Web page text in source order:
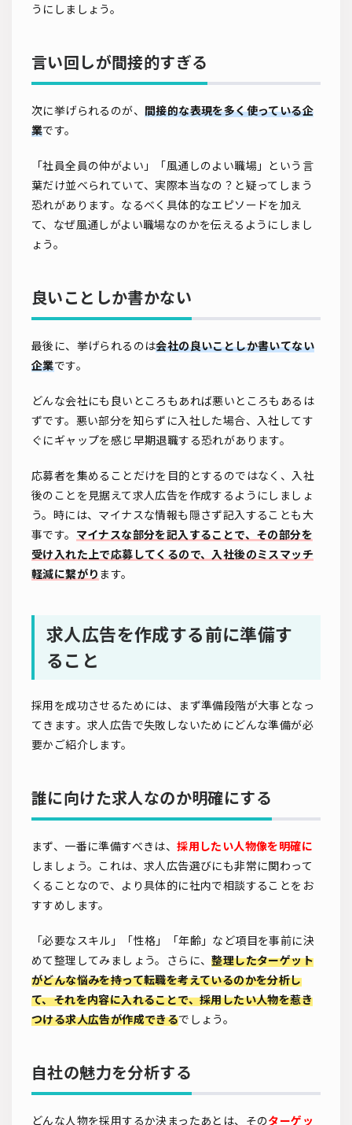
うにしましょう。
言い回しが間接的すぎる
次に挙げられるのが、 間接的な表現を多く使っている企
業です。
「社員全員の仲がよい」「風通しのよい職場」という言
葉だけ並べられていて、実際本当なの？と疑ってしまう
恐れがあります。なるべく具体的なエピソードを加え
て、なぜ風通しがよい職場なのかを伝えるようにしまし
ょう。
良いことしか書かない
最後に、挙げられるのは会社の良いことしか書いてない
企業です。
どんな会社にも良いところもあれば悪いところもあるは
ずです。悪い部分を知らずに入社した場合、入社してす
ぐにギャップを感じ早期退職する恐れがあります。
応募者を集めることだけを目的とするのではなく、入社
後のことを見据えて求人広告を作成するようにしましょ
う。時には、マイナスな情報も隠さず記入することも大
事です。 マイナスな部分を記入することで、その部分を
受け入れた上で応募してくるので、入社後のミスマッチ
軽減に繋がり ます。
求人広告を作成する前に準備す
ること
採用を成功させるためには、まず準備段階が大事となっ
てきます。求人広告で失敗しないためにどんな準備が必
要かご紹介します。
誰に向けた求人なのか明確にする
まず、一番に準備すべきは、採用したい人物像を明確に
しましょう。これは、求人広告選びにも非常に関わって
くることなので、より具体的に社内で相談することをお
すすめします。
「必要なスキル」「性格」「年齢」など項目を事前に決
めて整理してみましょう。さらに、整理したターゲット
がどんな悩みを持って転職を考えているのかを分析し
て、それを内容に入れることで、採用したい人物を惹き
つける求人広告が作成できるでしょう。
自社の魅力を分析する
どんな人物を採用するか決まったあとは、そのターゲッ